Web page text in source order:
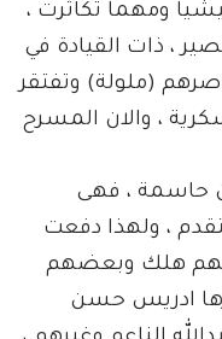
ومهما تكاثرت ،
، ذات القيادة في
(ملولة) وتفتقر
، والان المسرح
حاسمة ، فهى
، ولهذا دفعت
هلك وبعضهم
ادريس حسن